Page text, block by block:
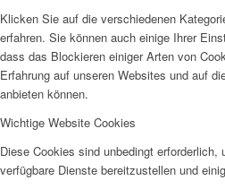
Klicken Sie auf die verschiedenen
erfahren. Sie können auch einige Ihrer
dass das Blockieren einiger Arten von
Erfahrung auf unseren Websites und auf
anbieten können.
Wichtige Website Cookies
Diese Cookies sind unbedingt erforderlich,
verfügbare Dienste bereitzustellen und